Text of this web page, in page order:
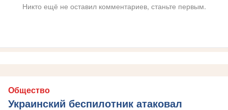
Никто ещё не оставил комментариев, станьте первым.
Общество
Украинский беспилотник атаковал